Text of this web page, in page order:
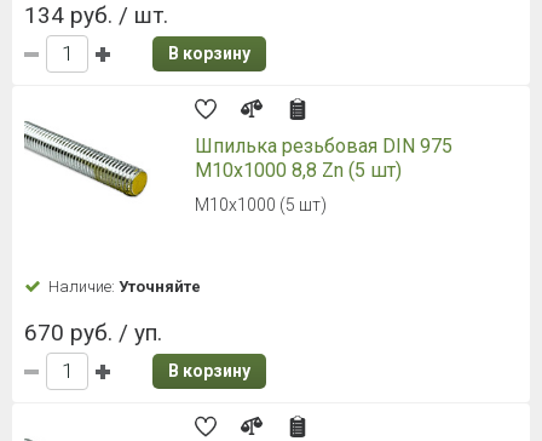
134 руб. / шт.
В корзину
Шпилька резьбовая DIN 975
M10х1000 8,8 Zn (5 шт)
M10х1000 (5 шт)
Наличие: Уточняйте
670 руб. / уп.
В корзину